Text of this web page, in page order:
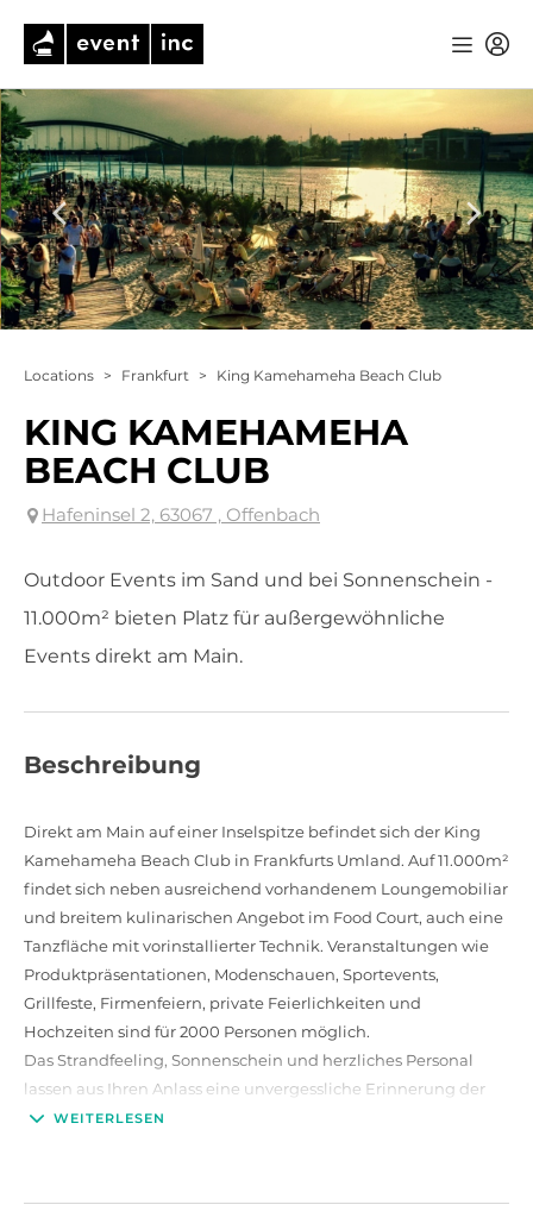
Locations > Frankfurt > King Kamehameha Beach Club
KING KAMEHAMEHA
BEACH CLUB
Hafeninsel 2, 63067 , Offenbach
Outdoor Events im Sand und bei Sonnenschein -
11.000m² bieten Platz für außergewöhnliche
Events direkt am Main.
Beschreibung
Direkt am Main auf einer Inselspitze befindet sich der King
Kamehameha Beach Club in Frankfurts Umland. Auf 11.000m²
findet sich neben ausreichend vorhandenem Loungemobiliar
und breitem kulinarischen Angebot im Food Court, auch eine
Tanzfläche mit vorinstallierter Technik. Veranstaltungen wie
Produktpräsentationen, Modenschauen, Sportevents,
Grillfeste, Firmenfeiern, private Feierlichkeiten und
Hochzeiten sind für 2000 Personen möglich.
Das Strandfeeling, Sonnenschein und herzliches Personal
lassen aus Ihren Anlass eine unvergessliche Erinnerung der
Gäste werden.
WEITERLESEN